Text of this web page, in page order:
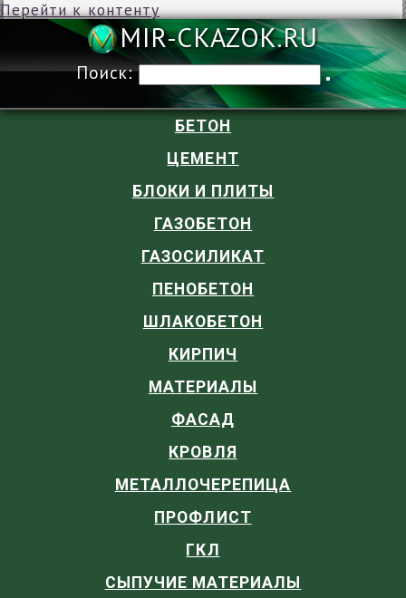
Перейти к контенту
MIR-
Поиск:
БЕТОН
ЦЕМЕНТ
БЛОКИ И ПЛИТЫ
ГАЗОБЕТОН
ГАЗОСИЛИКАТ
ПЕНОБЕТОН
ШЛАКОБЕТОН
КИРПИЧ
МАТЕРИАЛЫ
ФАСАД
КРОВЛЯ
МЕТАЛЛОЧЕРЕПИЦА
ПРОФЛИСТ
ГКЛ
СЫПУЧИЕ МАТЕРИАЛЫ